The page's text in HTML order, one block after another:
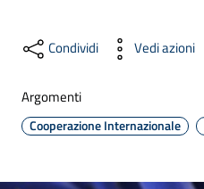
Approfondimenti
Condividi Vedi azioni
Argomenti
Cooperazione Internazionale